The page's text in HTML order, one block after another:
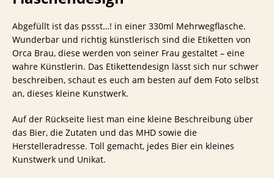
Abgefüllt ist das pssst…! in einer 330ml Mehrwegflasche.
Wunderbar und richtig künstlerisch sind die Etiketten von
Orca Brau, diese werden von seiner Frau gestaltet – eine
wahre Künstlerin. Das Etikettendesign lässt sich nur schwer
beschreiben, schaut es euch am besten auf dem Foto selbst
an, dieses kleine Kunstwerk.
Auf der Rückseite liest man eine kleine Beschreibung über
das Bier, die Zutaten und das MHD sowie die
Herstelleradresse. Toll gemacht, jedes Bier ein kleines
Kunstwerk und Unikat.